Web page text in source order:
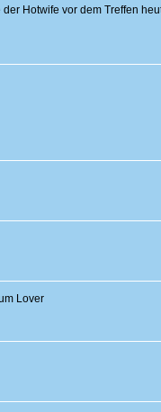
Hotwife vor dem Treffen
Lover